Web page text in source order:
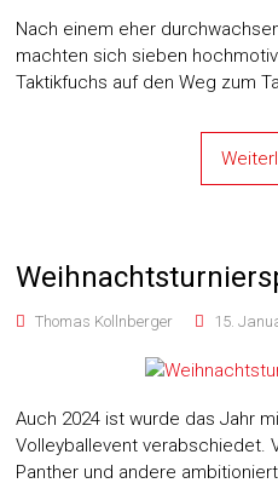
Nach einem eher
machten sich sieben
Taktikfuchs auf den Weg zum
Thomas Kollnberger 15.
Auch 2024 ist wurde das Jahr
Volleyballevent verabschiedet.
Panther und andere